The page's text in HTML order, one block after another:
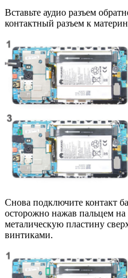
Вставьте аудио разъем
контактный разъем к
Снова подключите контакт
осторожно нажав пальцем на
металическую пластину
винтиками.